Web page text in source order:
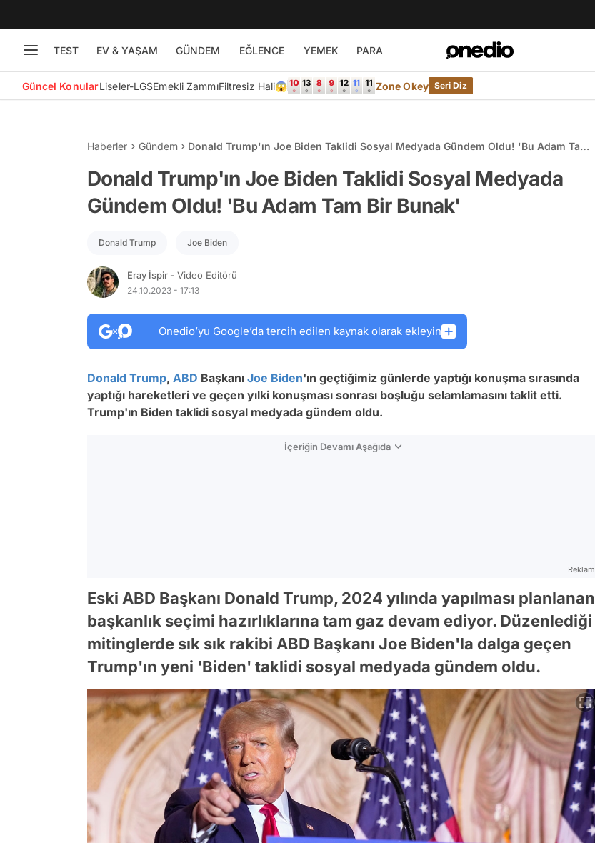
TEST EV & YAŞAM GÜNDEM EĞLENCE YEMEK PARA
Güncel KonularLiseler-LGSEmekli ZammıFiltresiz Hali😱 Zone Okey Seri Diz
Haberler Gündem
Donald Trump'ın Joe Biden Taklidi Sosyal Medyada Gündem Oldu! 'Bu Adam Tam
Donald Trump'ın Joe Biden Taklidi Sosyal Medyada
Gündem Oldu! 'Bu Adam Tam Bir Bunak'
Donald Trump Joe Biden
Eray İspir - Video Editörü
24.10.2023 - 17:13
Onedio’yu Google’da tercih edilen kaynak olarak ekleyin
Donald Trump, ABD Başkanı Joe Biden'ın geçtiğimiz günlerde yaptığı konuşma sırasında
yaptığı hareketleri ve geçen yılki konuşması sonrası boşluğu selamlamasını taklit etti.
Trump'ın Biden taklidi sosyal medyada gündem oldu.
İçeriğin Devamı Aşağıda
Reklam
Eski ABD Başkanı Donald Trump, 2024 yılında yapılması planlanan
başkanlık seçimi hazırlıklarına tam gaz devam ediyor. Düzenlediği
mitinglerde sık sık rakibi ABD Başkanı Joe Biden'la dalga geçen
Trump'ın yeni 'Biden' taklidi sosyal medyada gündem oldu.